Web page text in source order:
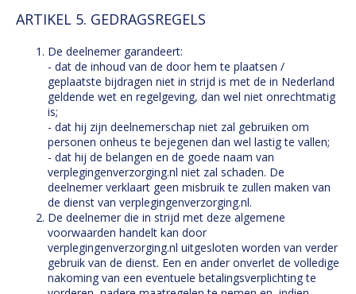
ARTIKEL 5. GEDRAGSREGELS
De deelnemer garandeert:
- dat de inhoud van de door hem te plaatsen /
geplaatste bijdragen niet in strijd is met de in Nederland
geldende wet en regelgeving, dan wel niet onrechtmatig
is;
- dat hij zijn deelnemerschap niet zal gebruiken om
personen onheus te bejegenen dan wel lastig te vallen;
- dat hij de belangen en de goede naam van
verplegingenverzorging.nl niet zal schaden. De
deelnemer verklaart geen misbruik te zullen maken van
de dienst van verplegingenverzorging.nl.
De deelnemer die in strijd met deze algemene
voorwaarden handelt kan door
verplegingenverzorging.nl uitgesloten worden van verder
gebruik van de dienst. Een en ander onverlet de volledige
nakoming van een eventuele betalingsverplichting te